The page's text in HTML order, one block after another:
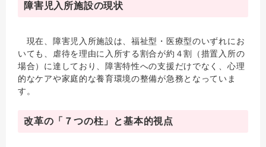
障害児入所施設の現状
現在、障害児入所施設は、福祉型・医療型のいずれにお
いても、虐待を理由に入所する割合が約４割（措置入所の
場合）に達しており、障害特性への支援だけでなく、心理
的なケアや家庭的な養育環境の整備が急務となっていま
す。
改革の「７つの柱」と基本的視点